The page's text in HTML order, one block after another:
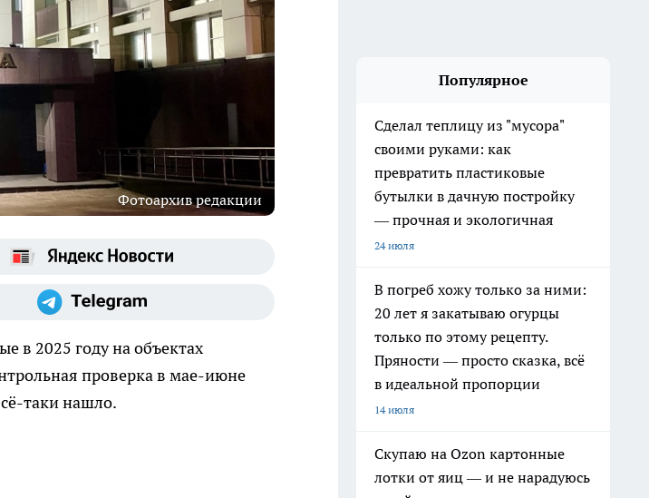
Фотоархив редакции
в 2025 году на объектах
проверка в мае-июне
таки нашло.
Популярное
Сделал теплицу из "мусора"
своими руками: как
превратить пластиковые
бутылки в дачную постройку
— прочная и экологичная
24 июля
В погреб хожу только за ними:
20 лет я закатываю огурцы
только по этому рецепту.
Пряности — просто сказка, всё
в идеальной пропорции
14 июля
Скупаю на Ozon картонные
лотки от яиц — и не нарадуюсь